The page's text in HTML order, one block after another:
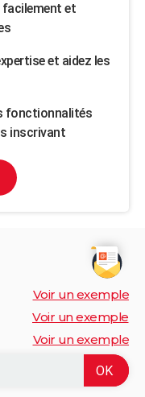
et
et aidez les
fonctionnalités
inscrivant
Voir un exemple
Voir un exemple
Voir un exemple